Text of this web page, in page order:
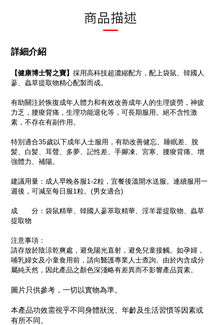
商品描述
詳細介紹
【健康博士腎之寶】 採用高科技超濃縮配方，配上袋鼠、韓國人
蔘、蟲草提取物精心配製而成。
有助關注於恢復成年人體力和有效改善成年人的生理疲勞，神疲
力乏，腰痠背痛，生理功能退化等，可長期服用。絕不含性激
素，不存在有副作用。
特別適合35歲以下成年人士服用，有助改善健忘、睡眠差、脫
髪、白髪、耳聲、多夢、記性差、手腳凍、宮寒、腰痠背痛、增
強體力、補陽。
建議用量：成人早晚各服1-2粒，宜餐後溫開水送服。連續服用一
週後，可減至每日服1粒。(男女適合)
成 分：袋鼠精華、韓國人蔘萃取精華、淫羊藿提取物、蟲草
提取物
注意事項：
請存放於陰涼乾爽處，避免陽光直射，避免兒童接觸。如孕婦，
哺乳婦女及小童食用前，請向醫護專業人士查詢。由於內含成分
屬純天然，因此產品之顏色深淺略有差異而不影響產品質素。
圖片只供參考，一切以實物為準。
本產品功效需視乎不同身體狀況、年齡及生活習慣等因素或
有所不同。